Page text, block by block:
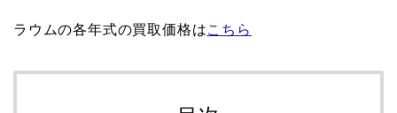
ラウムの各年式の買取価格はこちら